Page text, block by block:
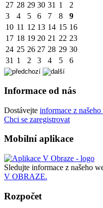
27 28 29 30 31 1
2
3
4 5 6 7 8
9
10 11 12 13 14 15 16
17 18 19 20 21 22 23
24 25 26 27 28 29 30
31 1 2 3 4 5 6
Informace od nás
Dostávejte informace z našeho
Chci se zaregistrovat
Mobilní aplikace
Sledujte informace z našeho
V OBRAZE.
Rozpočet